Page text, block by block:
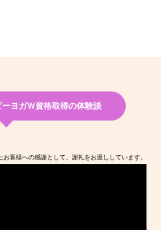
ヨガＷ資格取得の体験談
客様への感謝として、謝礼をお渡ししています。